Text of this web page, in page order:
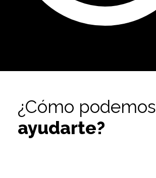
¿Cómo podemos
ayudarte?